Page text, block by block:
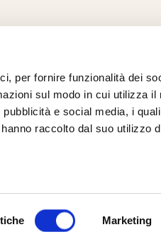
per fornire funzionalità dei
sul modo in cui utilizza il
e social media, i
raccolto dal suo utilizzo
Marketing
BIKE LAB
BIKE HOTEL
BIKE ECONOMY
Cookie Policy Privacy Policy